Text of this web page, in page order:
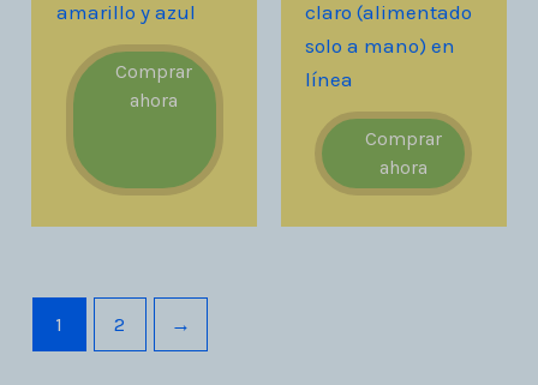
amarillo y azul
Comprar
ahora
claro (alimentado
solo a mano) en
línea
Comprar
ahora
1 2 →